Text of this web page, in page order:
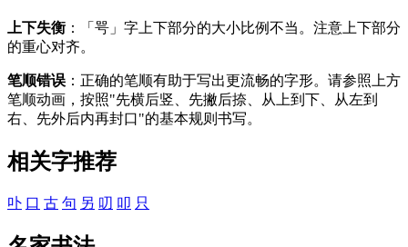
上下失衡 ：「咢」字上下部分的大小比例不当。注意上下部分
的重心对齐。
笔顺错误 ：正确的笔顺有助于写出更流畅的字形。请参照上方
笔顺动画，按照"先横后竖、先撇后捺、从上到下、从左到
右、先外后内再封口"的基本规则书写。
相关字推荐
卟 口 古 句 另 叨 叩 只